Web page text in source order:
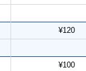
¥120
¥100